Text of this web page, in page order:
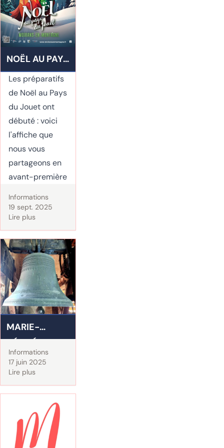
NOËL AU PAYS
DU JOUET
Les préparatifs
de Noël au Pays
du Jouet ont
débuté : voici
l'affiche que
nous vous
partageons en
avant-première
Informations
19 sept. 2025
Lire plus
MARIE-
DÉSIRÉE,
ELISABETH-
CHARLOTTE
ET LES
Informations
17 juin 2025
Lire plus
5
»Suivant